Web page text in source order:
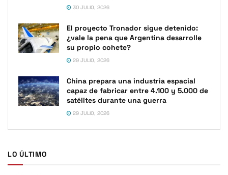
30 JULIO, 2026
El proyecto Tronador sigue detenido:
¿vale la pena que Argentina desarrolle
su propio cohete?
29 JULIO, 2026
China prepara una industria espacial
capaz de fabricar entre 4.100 y 5.000 de
satélites durante una guerra
29 JULIO, 2026
LO ÚLTIMO